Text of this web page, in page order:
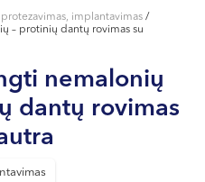
implantavimas /
– protinių dantų rovimas su
nemalonių
dantų rovimas